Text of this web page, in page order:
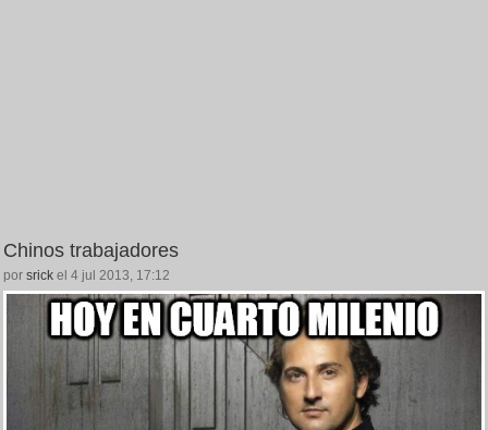
Chinos trabajadores
por srick el 4 jul 2013, 17:12